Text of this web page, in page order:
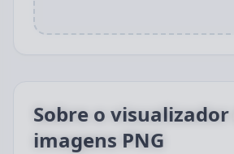
Sobre o visualizador
imagens PNG